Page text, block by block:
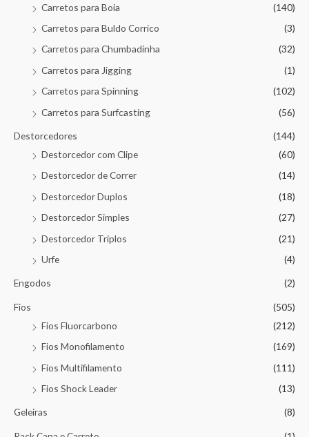
Carretos para Boia
(140)
Carretos para Buldo Corrico
(3)
Carretos para Chumbadinha
(32)
Carretos para Jigging
(1)
Carretos para Spinning
(102)
Carretos para Surfcasting
(56)
Destorcedores
(144)
Destorcedor com Clipe
(60)
Destorcedor de Correr
(14)
Destorcedor Duplos
(18)
Destorcedor Simples
(27)
Destorcedor Triplos
(21)
Urfe
(4)
Engodos (2)
Fios
(505)
Fios Fluorcarbono
(212)
Fios Monofilamento
(169)
Fios Multifilamento
(111)
Fios Shock Leader
(13)
Geleiras (8)